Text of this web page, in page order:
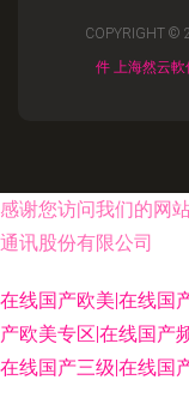
COPYRIGHT ©
件 上海然云軟
感谢您访问我们的网
通讯股份有限公司
在线国产欧美|在线国
产欧美专区|在线国产
在线国产三级|在线国